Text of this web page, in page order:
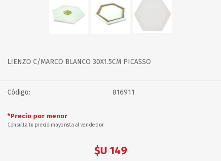
LIENZO C/MARCO BLANCO 30X1.5CM PICASSO
Código: 816911
*Precio por menor
Consulta tu precio mayorista al vendedor
$U 149